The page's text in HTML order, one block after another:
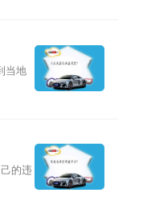
当地
的违